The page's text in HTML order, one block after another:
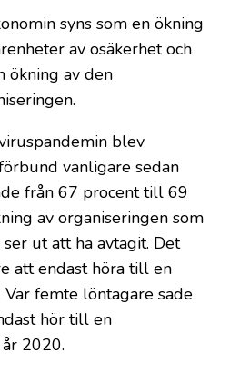
syns som en ökning
av osäkerhet och
ökning av den
blev
vanligare sedan
från 67 procent till 69
av organiseringen som
ut att ha avtagit. Det
att endast höra till en
Var femte löntagare sade
hör till en
2020.